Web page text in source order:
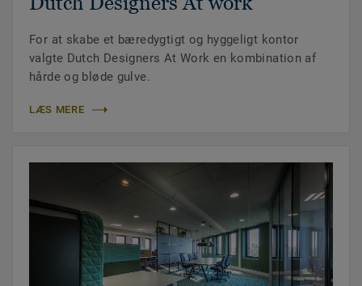
For at skabe et bæredygtigt og hyggeligt kontor
valgte Dutch Designers At Work en kombination af
hårde og bløde gulve.
LÆS MERE